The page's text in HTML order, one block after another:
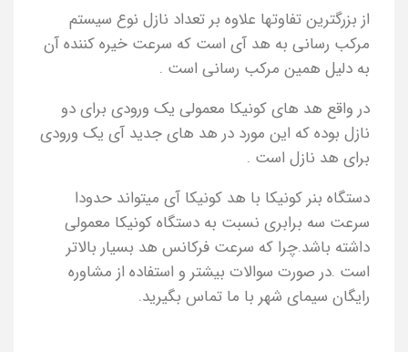
از بزرگترین تفاوتها علاوه بر تعداد نازل نوع سیستم
مرکب رسانی به هد آی است که سرعت خیره کننده آن
به دلیل همین مرکب رسانی است .
در واقع هد های کونیکا معمولی یک ورودی برای دو
نازل بوده که این مورد در هد های جدید آی یک ورودی
برای هد نازل است .
دستگاه بنر کونیکا با هد کونیکا آی میتواند حدودا
سرعت سه برابری نسبت به دستگاه کونیکا معمولی
داشته باشد.چرا که سرعت فرکانس هد بسیار بالاتر
است .در صورت سوالات بیشتر و استفاده از مشاوره
رایگان سیمای شهر با ما تماس بگیرید.